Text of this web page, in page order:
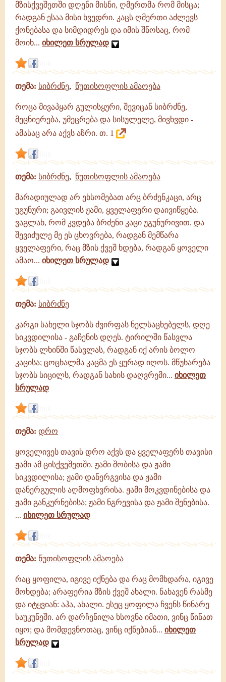
მზისქვეშეთში დღენი მისნი, ღმერთმა რომ მისცა;
რადგან ესაა მისი ხვედრი. კაცს ღმერთი აძლევს
ქონებასა და სიმდიდრეს და იმის შნოსაც, რომ
მოიხ... იხილეთ სრულად
თემა: სიბრძნე, წუთისოფლის ამაოება
როცა მივაპყარ გულისყური, შევიცან სიბრძნე,
მეცნიერება, უმეცრება და სისულელე, მივხვდი -
ამასაც არა აქვს აზრი. თ. 1
თემა: სიბრძნე, წუთისოფლის ამაოება
მარადიულად არ ეხსომებათ არც ბრძენკაცი, არც
უგუნური; გაივლის ჟამი, ყველაფერი დაივიწყება.
ვაგლახ, რომ კვდება ბრძენი კაცი უგუნურივით. და
შევიძულე მე ეს ცხოვრება, რადგან მემწარა
ყველაფერი, რაც მზის ქვეშ ხდება, რადგან ყოველი
ამაო... იხილეთ სრულად
თემა: სიბრძნე
კარგი სახელი სჯობს ძვირფას ნელსაცხებელს, დღე
სიკვდილისა - გაჩენის დღეს. ტირილში წასვლა
სჯობს ლხინში წასვლას, რადგან იქ არის ბოლო
კაცისა; ცოცხალმა კაცმა ეს ყურად იღოს. მწუხარება
სჯობს სიცილს, რადგან სახის დაღვრემი... იხილეთ
სრულად
თემა: დრო
ყოველივეს თავის დრო აქვს და ყველაფერს თავისი
ჟამი ამ ცისქვეშეთში. ჟამი შობისა და ჟამი
სიკვდილისა; ჟამი დანერგვისა და ჟამი
დანერგულის აღმოფხვრისა. ჟამი მოკვდინებისა და
ჟამი განკურნებისა; ჟამი ნგრევისა და ჟამი შენებისა.
... იხილეთ სრულად
თემა: წუთისოფლის ამაოება
რაც ყოფილა, იგივე იქნება და რაც მომხდარა, იგივე
მოხდება; არაფერია მზის ქვეშ ახალი. ნახავენ რასმე
და იტყვიან: აჰა, ახალი. ესეც ყოფილა ჩვენს წინარე
საუკუნეში. არ დარჩენილა ხსოვნა იმათი, ვინც წინათ
იყო; და მომდევნოთაც, ვინც იქნებიან... იხილეთ
სრულად